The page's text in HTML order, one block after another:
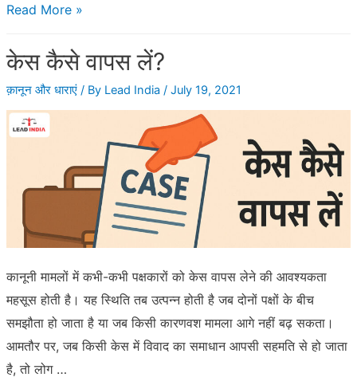
कोर्ट
झूठ
क्या
Read More »
केस कैसे वापस लें?
क़ानून और धाराएं/ By Lead India / July 19, 2021
कानूनी मामलों में कभी-कभी पक्षकारों को केस वापस लेने की आवश्यकता
महसूस होती है। यह स्थिति तब उत्पन्न होती है जब दोनों पक्षों के बीच
समझौता हो जाता है या जब किसी कारणवश मामला आगे नहीं बढ़ सकता।
आमतौर पर, जब किसी केस में विवाद का समाधान आपसी सहमति से हो जाता
है, तो लोग …